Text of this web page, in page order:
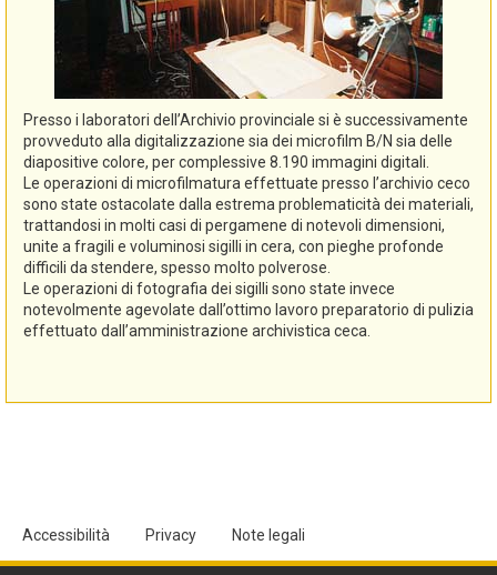
Presso i laboratori dell’Archivio provinciale si è successivamente
provveduto alla digitalizzazione sia dei microfilm B/N sia delle
diapositive colore, per complessive 8.190 immagini digitali.
Le operazioni di microfilmatura effettuate presso l’archivio ceco
sono state ostacolate dalla estrema problematicità dei materiali,
trattandosi in molti casi di pergamene di notevoli dimensioni,
unite a fragili e voluminosi sigilli in cera, con pieghe profonde
difficili da stendere, spesso molto polverose.
Le operazioni di fotografia dei sigilli sono state invece
notevolmente agevolate dall’ottimo lavoro preparatorio di pulizia
effettuato dall’amministrazione archivistica ceca.
Accessibilità Privacy Note legali